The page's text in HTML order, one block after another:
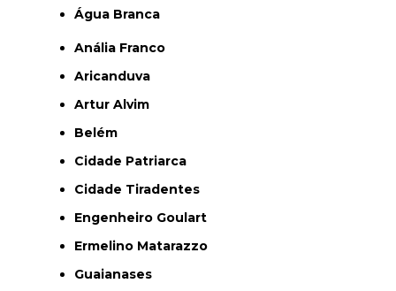
Água Branca
Anália Franco
Aricanduva
Artur Alvim
Belém
Cidade Patriarca
Cidade Tiradentes
Engenheiro Goulart
Ermelino Matarazzo
Guaianases